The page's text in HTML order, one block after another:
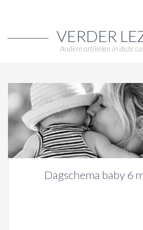
VERDER
Andere artikelen in deze
Dagschema baby 6